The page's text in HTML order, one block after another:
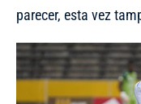
parecer, esta vez